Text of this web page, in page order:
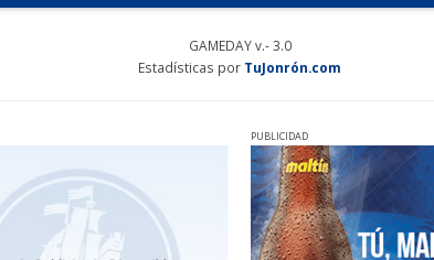
GAMEDAY v.- 3.0
Estadísticas por TuJonrón.com
PUBLICIDAD